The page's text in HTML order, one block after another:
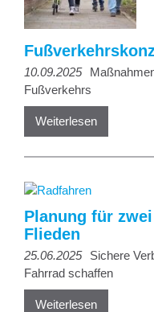
10.09.2025
Fußverkehrs
Weiterlesen
Planung für
Flieden
25.06.2025
Sichere
Fahrrad schaffen
Weiterlesen